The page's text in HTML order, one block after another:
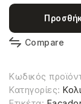
Compare
Κωδικός
Κατηγορίες: